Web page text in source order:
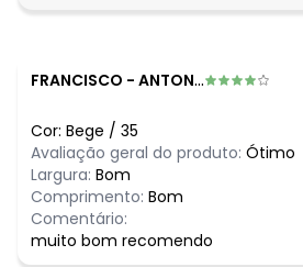
FRANCISCO - ANTONIO MARTINS - RN
Cor: Bege / 35
Avaliação geral do produto: Ótimo
Largura: Bom
Comprimento: Bom
Comentário:
muito bom recomendo